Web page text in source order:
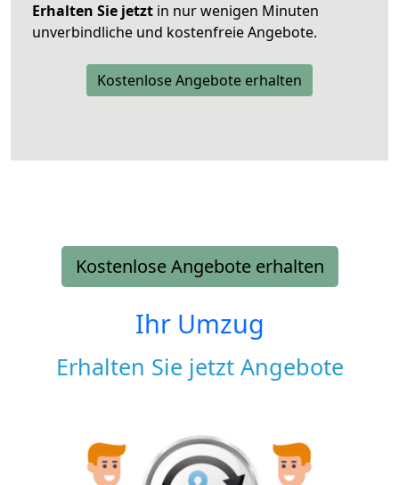
Erhalten Sie jetzt in nur wenigen Minuten
unverbindliche und kostenfreie Angebote.
Kostenlose Angebote erhalten
Kostenlose Angebote erhalten
Ihr Umzug
Erhalten Sie jetzt Angebote